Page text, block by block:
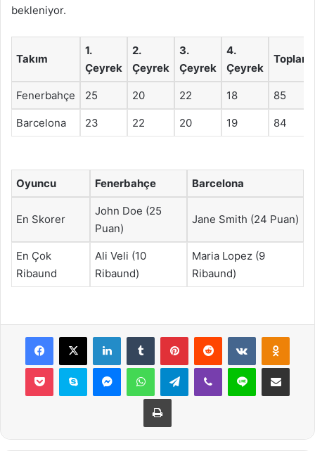
bekleniyor.
Takım
1.
Çeyrek
2.
Çeyrek
3.
Çeyrek
4.
Çeyrek
Toplam
Fenerbahçe 25 20 22 18 85
Barcelona 23 22 20 19 84
Oyuncu Fenerbahçe Barcelona
En Skorer
John Doe (25
Puan)
Jane Smith (24 Puan)
En Çok
Ribaund
Ali Veli (10
Ribaund)
Maria Lopez (9
Ribaund)
Facebook
X LinkedInTumblr PinterestReddit VKontakte
Pocket Skype MessengerWhatsAppTelegramViber Line E-Posta ile
Yazdır